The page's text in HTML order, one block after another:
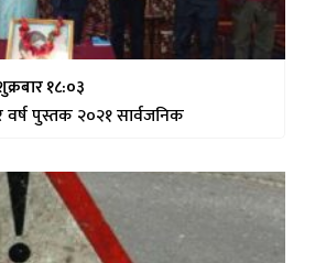
१८:०३
पुस्तक २०२१ सार्वजनिक